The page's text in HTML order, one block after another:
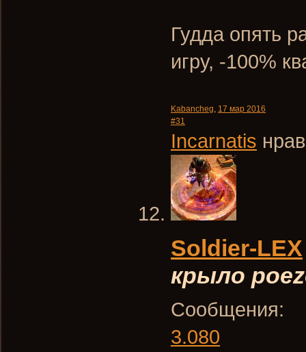
Гудда опять
игру, -100%
Kabancheg, 17 мар 2016
#31
Incarnatis
Soldier-LEX
крыло
Сообщения:
3.080